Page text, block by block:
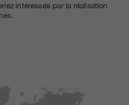
intéressés par la réalisation